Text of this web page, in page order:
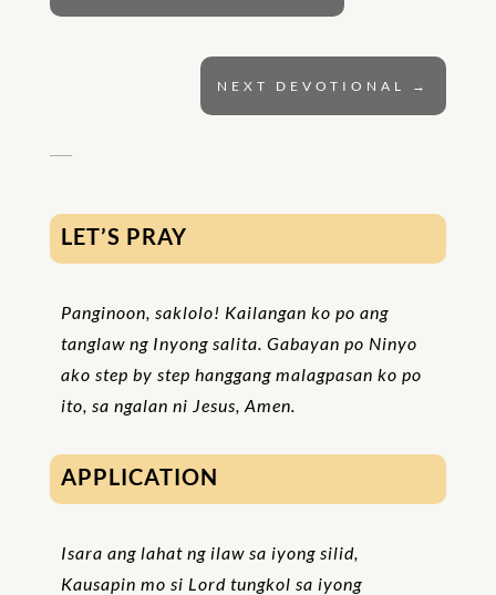
NEXT DEVOTIONAL →
LET’S PRAY
Panginoon, saklolo! Kailangan ko po ang
tanglaw ng Inyong salita. Gabayan po Ninyo
ako step by step hanggang malagpasan ko po
ito, sa ngalan ni Jesus, Amen.
APPLICATION
Isara ang lahat ng ilaw sa iyong silid,
Kausapin mo si Lord tungkol sa iyong